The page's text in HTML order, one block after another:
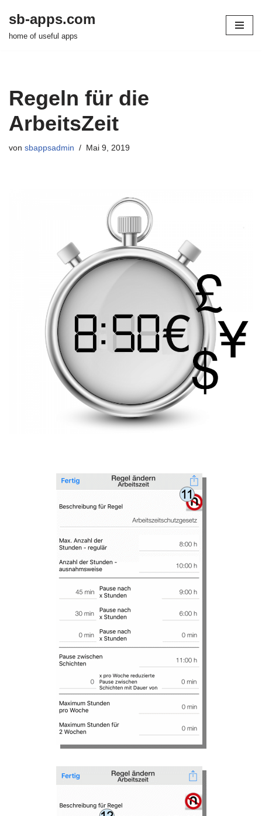
Zum
sb-apps.com
home of useful apps
Regeln für die
ArbeitsZeit
von sbappsadmin Mai 9, 2019